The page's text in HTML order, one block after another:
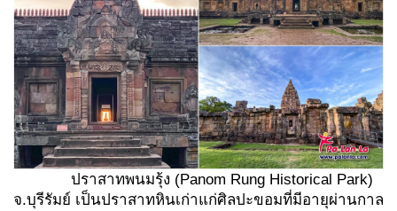
ปราสาทพนมรุ้ง (Panom Rung Historical Park)
จ.บุรีรัมย์ เป็นปราสาทหินเก่าแก่ศิลปะขอมที่มีอายุผ่านกาล